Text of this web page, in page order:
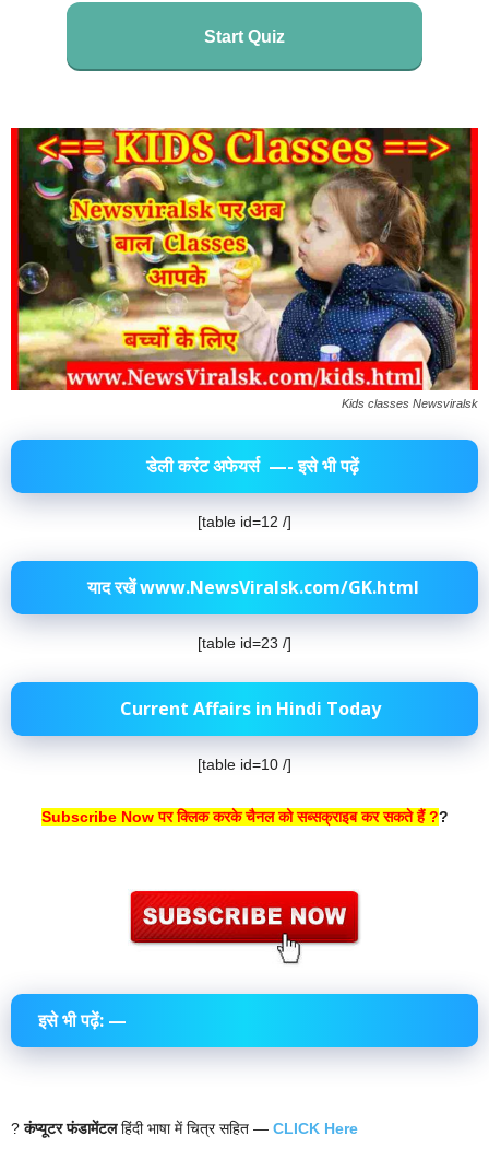
Start Quiz
Kids classes Newsviralsk
डेली करंट अफेयर्स —- इसे भी पढ़ें
[table id=12 /]
याद रखें www.NewsViralsk.com/GK.html
[table id=23 /]
Current Affairs in Hindi Today
[table id=10 /]
Subscribe Now पर क्लिक करके चैनल को सब्सक्राइब कर सकते हैं ??
इसे भी पढ़ें: —
?कंप्यूटर फंडामेंटलहिंदी भाषा में चित्र सहित — CLICK Here